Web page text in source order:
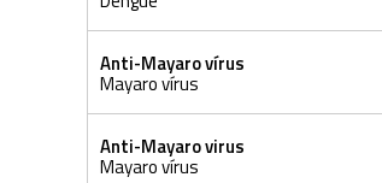
Anti-Mayaro vírus
Mayaro vírus
Anti-Mayaro virus
Mayaro vírus